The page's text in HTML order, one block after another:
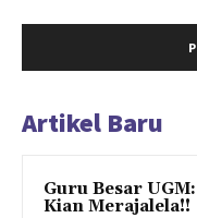
Artikel Baru
Guru Besar
Kian Merajalela!!